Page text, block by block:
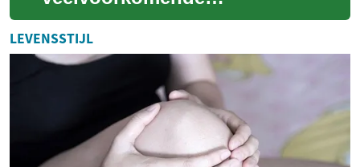
aandoening die ongemak,
irritatie en soms zelfs een
wazig zicht kan veroorzaken.
LEVENSSTIJL